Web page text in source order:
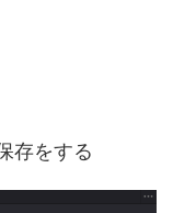
存をする